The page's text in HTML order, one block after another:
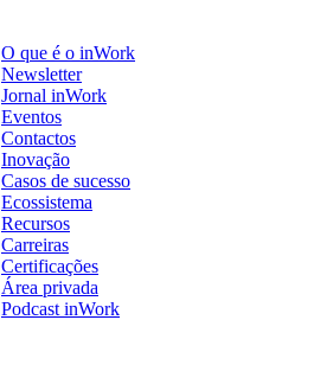
O que é o inWork
Newsletter
Jornal inWork
Eventos
Contactos
Inovação
Casos de sucesso
Ecossistema
Recursos
Carreiras
Certificações
Área privada
Podcast inWork